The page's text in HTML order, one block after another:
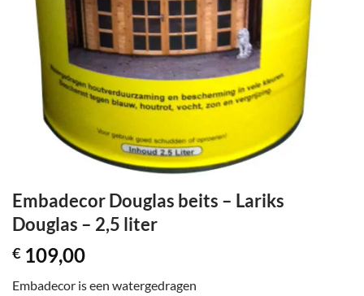
Embadecor Douglas beits – Lariks
Douglas – 2,5 liter
€ 109,00
Embadecor is een watergedragen